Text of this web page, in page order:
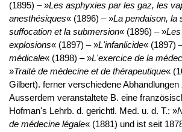
(1895) – »Les asphyxies par les gaz, les
anesthésiques« (1896) – »La pendaison, la
suffocation et la submersion« (1896) – »
explosions« (1897) – »L'infanlicide« (1897)
médicale« (1898) – »L'exercice de la
»Traité de médecine et de thérapeutique«
Gilbert). ferner verschiedene Abhandlungen
Ausserdem veranstaltete B. eine
Hofman's Lehrb. d. gerichtl. Med. u. d. T.: »
de médecine légale« (1881) und ist seit